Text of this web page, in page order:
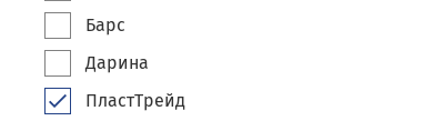
Барс
Дарина
ПластТрейд